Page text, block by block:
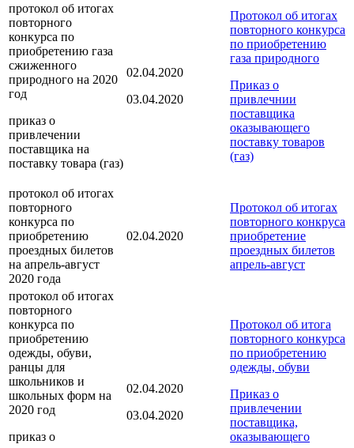
протокол об итогах
повторного
конкурса по
приобретению газа
сжиженного
природного на 2020
год
приказ о
привлечении
поставщика на
поставку товара (газ)
02.04.2020
03.04.2020
Протокол об итогах
повторного конкурса
по приобретению
газа природного
Приказ о
привлечнии
поставщика
оказывающего
поставку товаров
(газ)
протокол об итогах
повторного
конкурса по
приобретению
проездных билетов
на апрель-август
2020 года
02.04.2020
Протокол об итогах
повторного конкруса
приобретение
проездных билетов
апрель-август
протокол об итогах
повторного
конкурса по
приобретению
одежды, обуви,
ранцы для
школьников и
школьных форм на
2020 год
приказ о
02.04.2020
03.04.2020
Протокол об итога
повторного конкурса
по приобретению
одежды, обуви
Приказ о
привлечении
поставщика,
оказывающего